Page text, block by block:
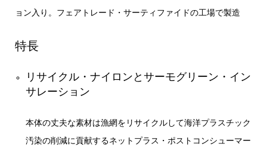
ョン入り。フェアトレード・サーティファイドの工場で製造
特長
リサイクル・ナイロンとサーモグリーン・イン
サレーション
本体の丈夫な素材は漁網をリサイクルして海洋プラスチック
汚染の削減に貢献するネットプラス・ポストコンシューマー